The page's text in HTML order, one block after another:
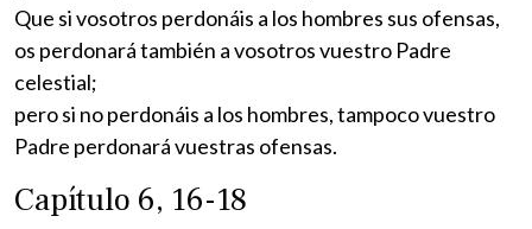
Que si vosotros perdonáis a los hombres sus ofensas,
os perdonará también a vosotros vuestro Padre
celestial;
pero si no perdonáis a los hombres, tampoco vuestro
Padre perdonará vuestras ofensas.
Capítulo 6, 16-18